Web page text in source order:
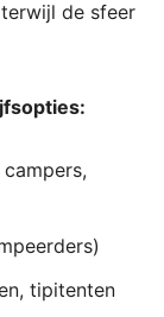
de sfeer
tipitenten